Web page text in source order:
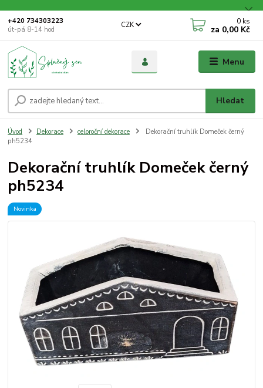
Menu
CZK
Hledat
+420 734303223
út-pá 8-14 hod
0 ks
za 0,00 Kč
Úvod Dekorace celoroční dekorace
Dekorační truhlík Domeček černý
ph5234
Dekorační truhlík Domeček černý
ph5234
Novinka